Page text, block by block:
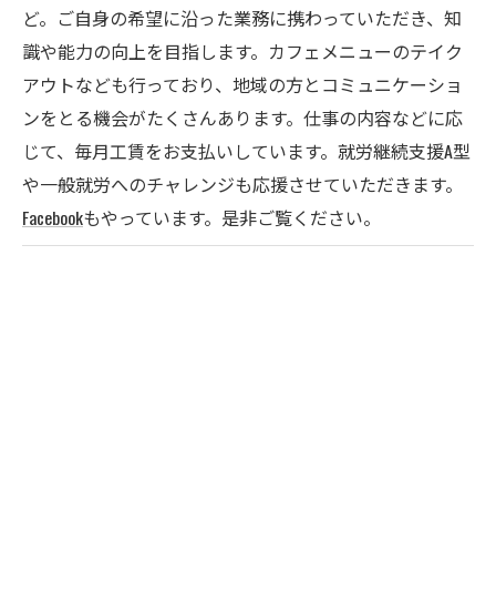
ど。ご自身の希望に沿った業務に携わっていただき、知
識や能力の向上を目指します。カフェメニューのテイク
アウトなども行っており、地域の方とコミュニケーショ
ンをとる機会がたくさんあります。仕事の内容などに応
じて、毎月工賃をお支払いしています。就労継続支援A型
や一般就労へのチャレンジも応援させていただきます。
Facebookもやっています。是非ご覧ください。